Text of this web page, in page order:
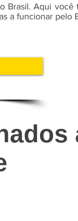
Brasil. Aqui você
a funcionar pelo